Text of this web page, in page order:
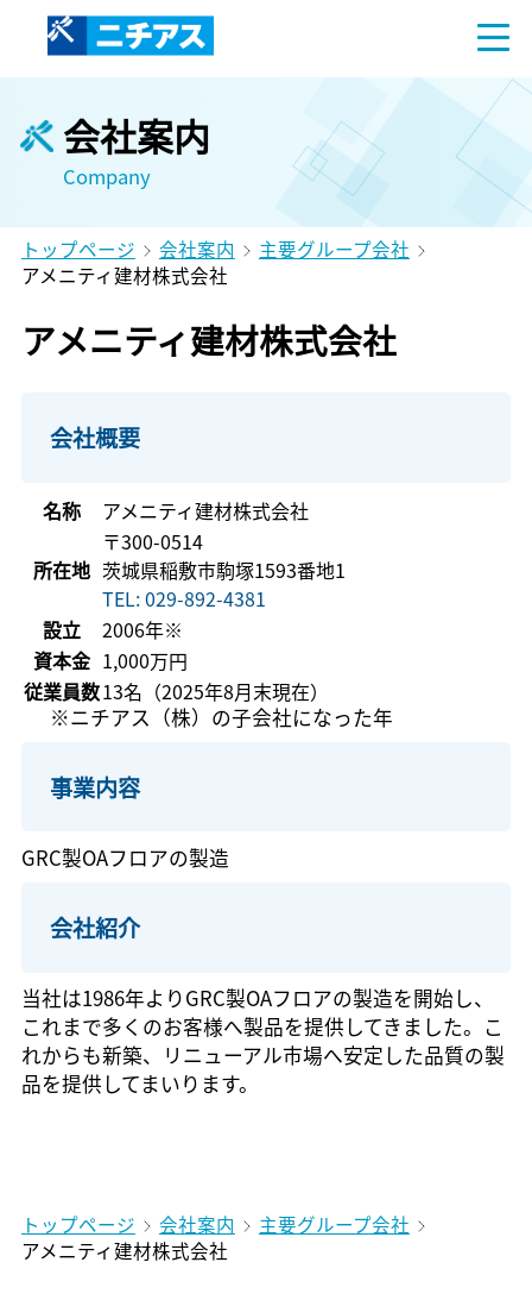
会社案内
Company
トップページ 会社案内
主要グループ会社
アメニティ建材株式会社
アメニティ建材株式会社
会社概要
名称 アメニティ建材株式会社
所在地
〒300-0514
茨城県稲敷市駒塚1593番地1
TEL: 029-892-4381
設立
2006年※
資本金 1,000万円
従業員数13名（2025年8月末現在）
※ニチアス（株）の子会社になった年
事業内容
GRC製OAフロアの製造
会社紹介
当社は1986年よりGRC製OAフロアの製造を開始し、
これまで多くのお客様へ製品を提供してきました。こ
れからも新築、リニューアル市場へ安定した品質の製
品を提供してまいります。
トップページ 会社案内
主要グループ会社
アメニティ建材株式会社